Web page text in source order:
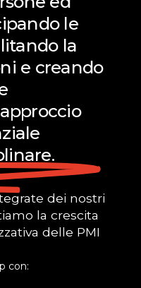
le
la
e creando
dei nostri
la crescita
delle PMI
con: